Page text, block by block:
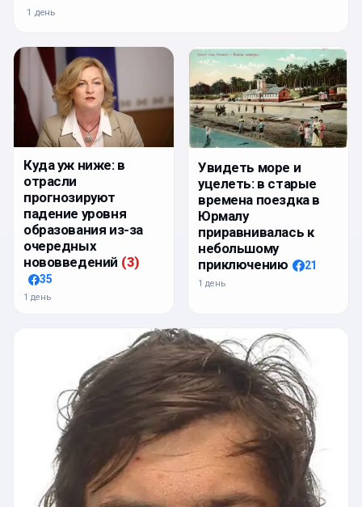
1 день
Куда уж ниже: в
отрасли
прогнозируют
падение уровня
образования из-за
очередных
нововведений (3)
35
1 день
Увидеть море и
уцелеть: в старые
времена поездка в
Юрмалу
приравнивалась к
небольшому
приключению
21
1 день